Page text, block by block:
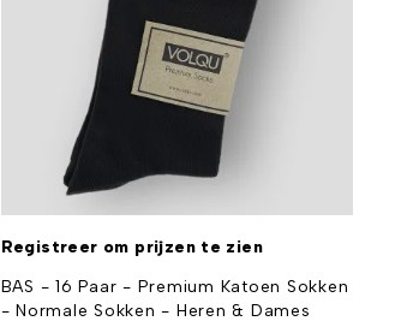
Registreer om prijzen te zien
BAS - 16 Paar - Premium Katoen Sokken
- Normale Sokken - Heren & Dames